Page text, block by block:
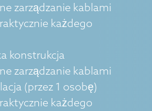
zarządzanie kablami
każdego
konstrukcja
zarządzanie kablami
(przez 1 osobę)
każdego